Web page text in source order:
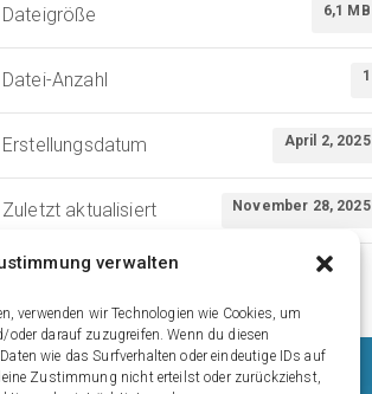
verwalten
verwenden wir Technologien wie Cookies, um
darauf zuzugreifen. Wenn du diesen
wie das Surfverhalten oder eindeutige IDs auf
Zustimmung nicht erteilst oder zurückziehst,
Dateigröße 6,1 MB
Datei-Anzahl 1
Erstellungsdatum April 2, 2025
Zuletzt aktualisiert November 28, 2025
Impressum Datenschutz